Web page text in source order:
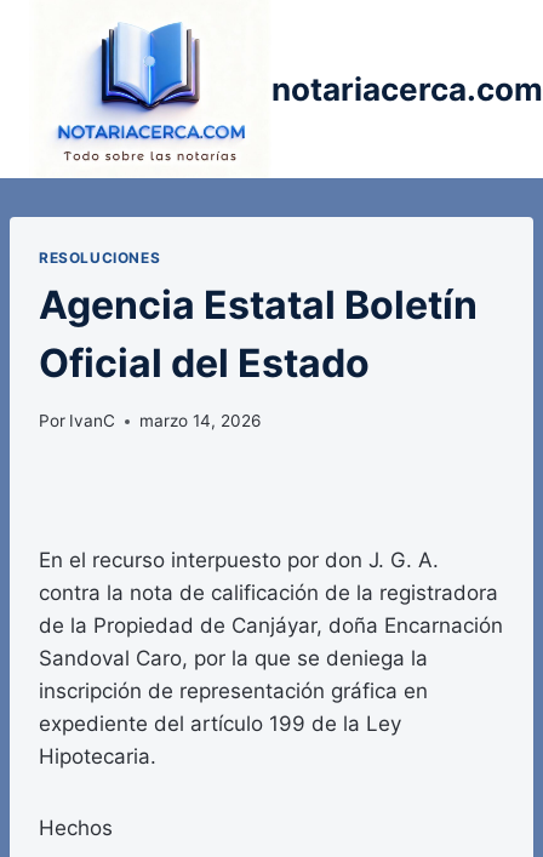
notariacerca.com
RESOLUCIONES
Agencia Estatal Boletín
Oficial del Estado
Por IvanC marzo 14, 2026
En el recurso interpuesto por don J. G. A.
contra la nota de calificación de la registradora
de la Propiedad de Canjáyar, doña Encarnación
Sandoval Caro, por la que se deniega la
inscripción de representación gráfica en
expediente del artículo 199 de la Ley
Hipotecaria.
Hechos